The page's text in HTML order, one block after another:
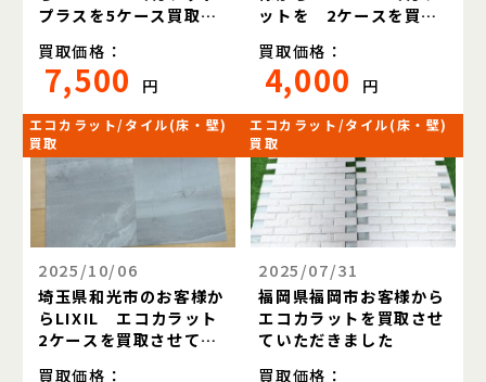
プラスを5ケース買取さ
買取価格：
7,500 円
ットを 2ケースを買取
買取価格：
4,000 円
エコカラット/タイル(床・壁)
買取
2025/10/06
埼玉県和光市のお客様か
らLIXIL エコカラット
2ケースを買取させてい
買取価格：
エコカラット/タイル(床・壁)
買取
2025/07/31
福岡県福岡市お客様から
エコカラットを買取させ
ていただきました
買取価格：